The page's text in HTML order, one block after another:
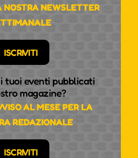
NOSTRA NEWSLETTER
ISCRIVITI
tuoi eventi pubblicati
magazine?
AL MESE PER LA
REDAZIONALE
ISCRIVITI